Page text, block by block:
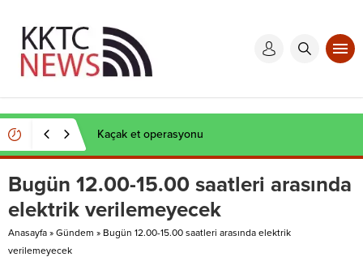
Kaçak et operasyonu
Bugün 12.00-15.00 saatleri arasında
elektrik verilemeyecek
Anasayfa » Gündem » Bugün 12.00-15.00 saatleri arasında elektrik
verilemeyecek